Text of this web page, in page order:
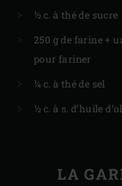
½ c. à thé de sucre
250 g de farine +
pour fariner
¼ c. à thé de sel
½ c. à s. d’huile
LA